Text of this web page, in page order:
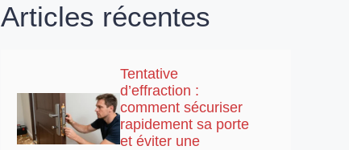
Articles récentes
Tentative
d’effraction :
comment sécuriser
rapidement sa porte
et éviter une